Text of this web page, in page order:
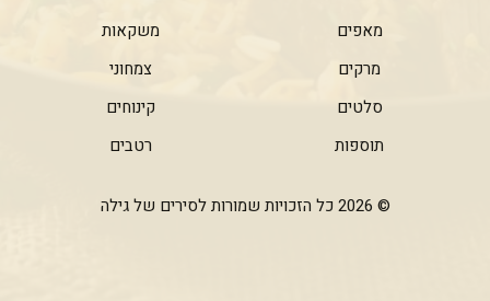
מאפים
מרקים
סלטים
תוספות
משקאות
צמחוני
קינוחים
רטבים
© 2026 כל הזכויות שמורות לסירים של גילה